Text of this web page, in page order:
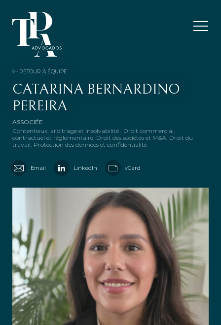
RETOUR À ÉQUIPE
CATARINA BERNARDINO
PEREIRA
ASSOCIÉE
Contentieux, arbitrage et insolvabilité ; Droit commercial,
contractuel et réglementaire; Droit des sociétés et M&A; Droit du
travail; Protection des données et confidentialité
Email LinkedIn vCard